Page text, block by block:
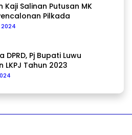
Kaji Salinan Putusan MK
Pilkada
DPRD, Pj Bupati Luwu
LKPJ Tahun 2023